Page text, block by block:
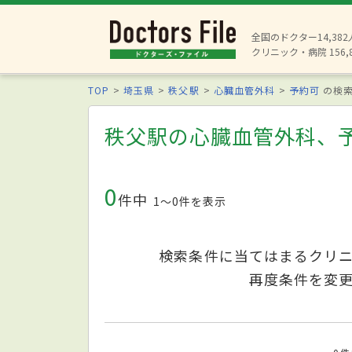
全国のドクター14,382
クリニック・病院
TOP 埼玉県 秩父駅 心臓血管外科 予約可 の検
秩父駅の心臓血管外科、
0件中 1〜0件を表示
検索条件に当てはまるクリ
再度条件を変